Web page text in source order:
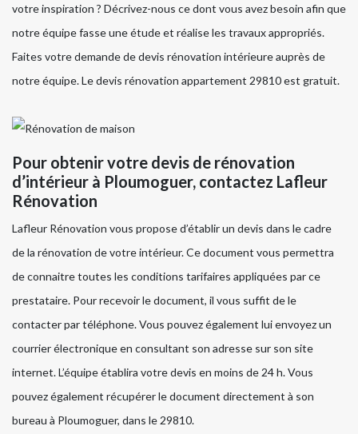
votre inspiration ? Décrivez-nous ce dont vous avez besoin afin que
notre équipe fasse une étude et réalise les travaux appropriés.
Faites votre demande de devis rénovation intérieure auprès de
notre équipe. Le devis rénovation appartement 29810 est gratuit.
Pour obtenir votre devis de rénovation
d’intérieur à Ploumoguer, contactez Lafleur
Rénovation
Lafleur Rénovation vous propose d’établir un devis dans le cadre
de la rénovation de votre intérieur. Ce document vous permettra
de connaitre toutes les conditions tarifaires appliquées par ce
prestataire. Pour recevoir le document, il vous suffit de le
contacter par téléphone. Vous pouvez également lui envoyez un
courrier électronique en consultant son adresse sur son site
internet. L’équipe établira votre devis en moins de 24 h. Vous
pouvez également récupérer le document directement à son
bureau à Ploumoguer, dans le 29810.